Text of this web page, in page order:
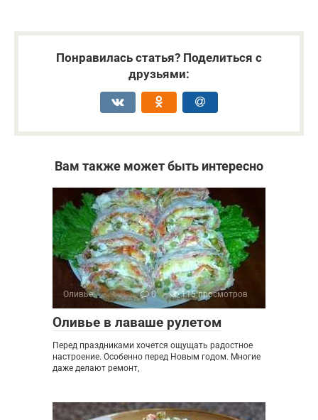
Понравилась статья? Поделиться с
друзьями:
Вам также может быть интересно
Оливье 0 115 просмотров
Оливье в лаваше рулетом
Перед праздниками хочется ощущать радостное
настроение. Особенно перед Новым годом. Многие
даже делают ремонт,